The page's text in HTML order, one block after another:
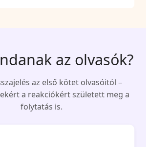
az olvasók?
az első kötet olvasóitól –
a reakciókért született meg a
folytatás is.